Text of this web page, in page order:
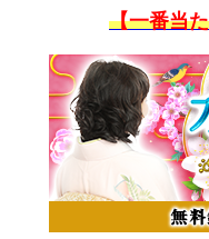
【一番当